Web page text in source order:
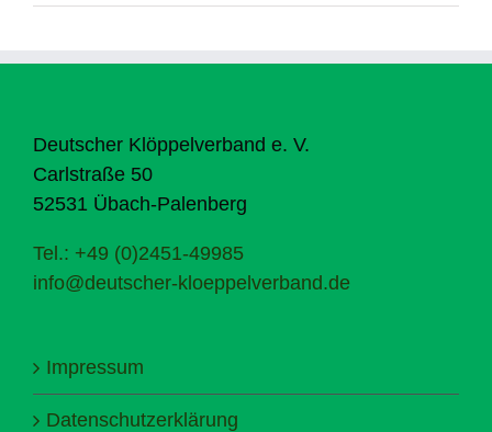
Deutscher Klöppelverband e. V.
Carlstraße 50
52531 Übach-Palenberg
Tel.: +49 (0)2451-49985
info@deutscher-kloeppelverband.de
Impressum
Datenschutzerklärung